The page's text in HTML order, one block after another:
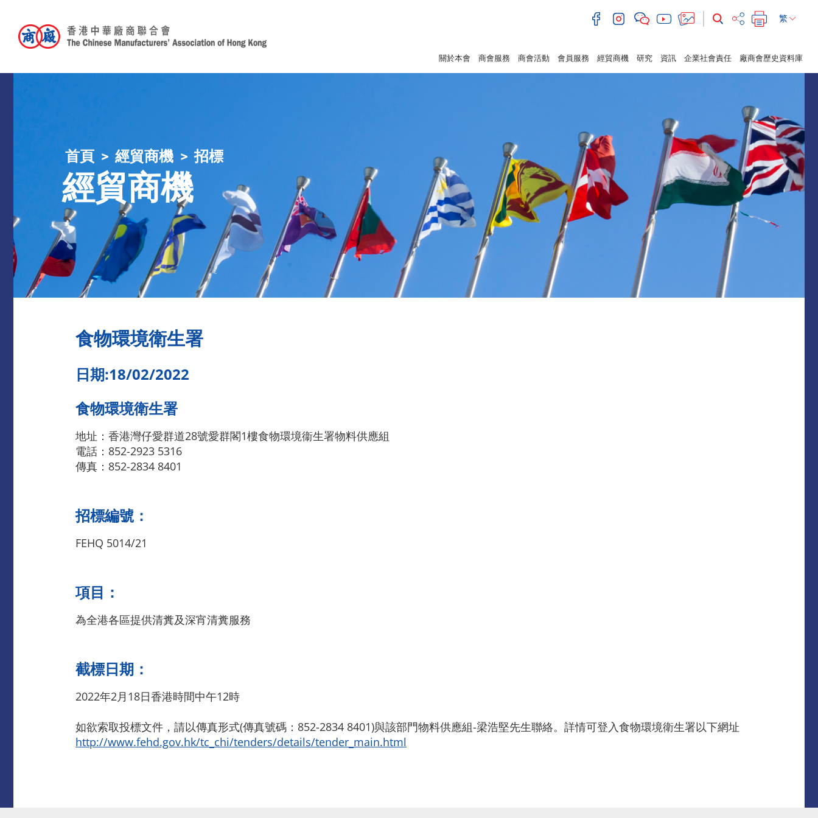
繁
關於本會 商會服務 商會活動 會員服務 經貿商機 研究 資訊 企業社會責任 廠商會歷史資料庫
首頁 經貿商機 招標
經貿商機
食物環境衛生署
日期:18/02/2022
食物環境衛生署
地址：香港灣仔愛群道28號愛群閣1樓食物環境衞生署物料供應組
電話：852-2923 5316
傳真：852-2834 8401
招標編號：
FEHQ 5014/21
項目：
為全港各區提供清糞及深宵清糞服務
截標日期：
2022年2月18日香港時間中午12時
如欲索取投標文件，請以傳真形式(傳真號碼：852-2834 8401)與該部門物料供應組-梁浩堅先生聯絡。詳情可登入食物環境衛生署以下網址
http://www.fehd.gov.hk/tc_chi/tenders/details/tender_main.html